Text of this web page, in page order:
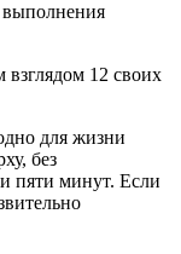
выполнения
12 своих
для жизни
без
пяти минут. Если